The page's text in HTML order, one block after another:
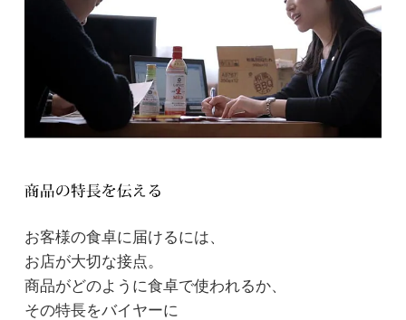
お客様の食卓に届けるには、
お店が大切な接点。
商品がどのように食卓で使われるか、
その特長をバイヤーに